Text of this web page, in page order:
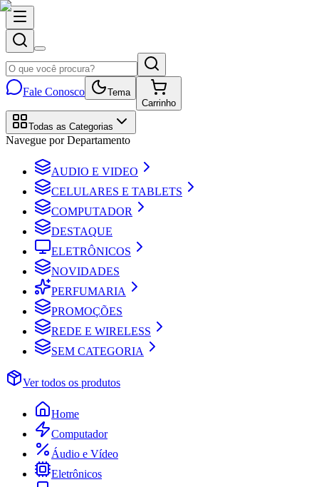
Fale Conosco
Tema
Carrinho
Todas as Categorias
Navegue por Departamento
AUDIO E VIDEO
CELULARES E TABLETS
COMPUTADOR
DESTAQUE
ELETRÔNICOS
NOVIDADES
PERFUMARIA
PROMOÇÕES
REDE E WIRELESS
SEM CATEGORIA
Ver todos os produtos
Home
Computador
Áudio e Vídeo
Eletrônicos